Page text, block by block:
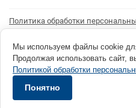
Политика обработки
Согласие на получение рассылки
© 1996 - 2026 инструмент парк «Мастер Плюс»
73 okp@masterplus.tomsk.ru ИП Брусницын Д.Н.
Мы используем файлы cookie
Продолжая использовать сайт,
Политикой обработки
Понятно